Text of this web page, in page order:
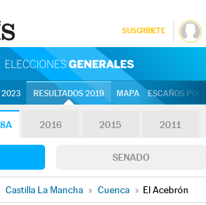
SUSCRÍBETE
2023 RESULTADOS 2019 MAPA ESCAÑOS
2016 2015 2011
SENADO
Castilla La Mancha » Cuenca » El Acebrón